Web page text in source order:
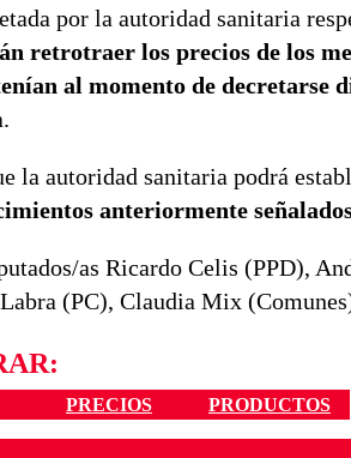
por la autoridad sanitaria
retrotraer los precios de los
al momento de decretarse
la autoridad sanitaria podrá
anteriormente
as Ricardo Celis (PPD),
(PC), Claudia Mix
PRECIOS PRODUCTOS